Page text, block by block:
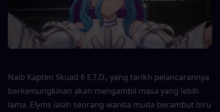
Naib Kapten Skuad 6 E.T.D., yang tarikh pelancarannya
berkemungkinan akan mengambil masa yang lebih
lama. Elyms ialah seorang wanita muda berambut biru